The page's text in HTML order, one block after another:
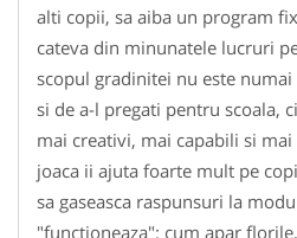
alti copii, sa aiba un program
cateva din minunatele lucruri
scopul gradinitei nu este
si de a-l pregati pentru scoala,
mai creativi, mai capabili si
joaca ii ajuta foarte mult pe
sa gaseasca raspunsuri la
"functioneaza": cum apar